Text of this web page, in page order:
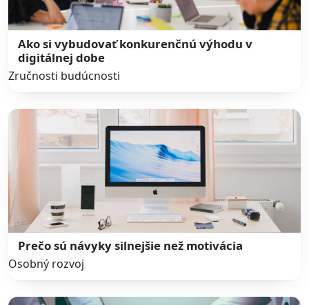
Ako si vybudovať konkurenčnú výhodu v
digitálnej dobe
Zručnosti budúcnosti
Prečo sú návyky silnejšie než motivácia
Osobný rozvoj